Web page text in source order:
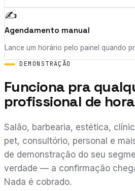
✍️
Agendamento manual
Lance um horário pelo painel quando
DEMONSTRAÇÃO
Funciona pra
profissional de
Salão, barbearia, estética,
pet, consultório, personal e
de demonstração do seu
verdade — a confirmação
Nada é cobrado.